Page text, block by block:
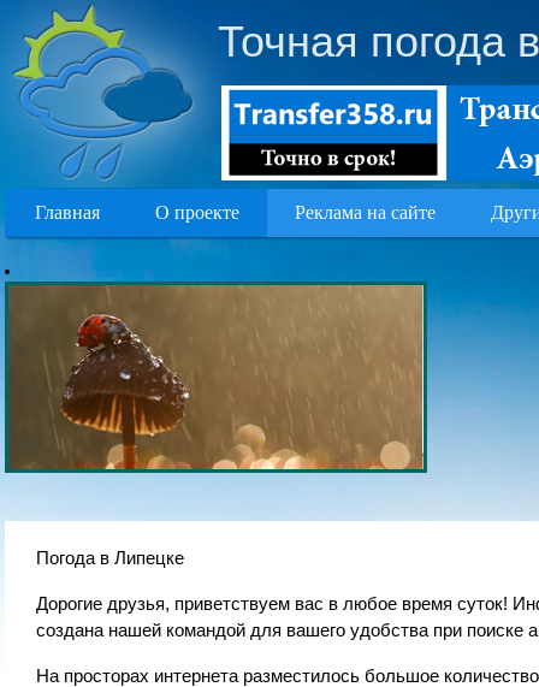
Точная погода
Главная О проекте Реклама на сайте
Погода в Липецке
Дорогие друзья, приветствуем вас в любое время суток!
создана нашей командой для вашего удобства при поиске
На просторах интернета разместилось большое